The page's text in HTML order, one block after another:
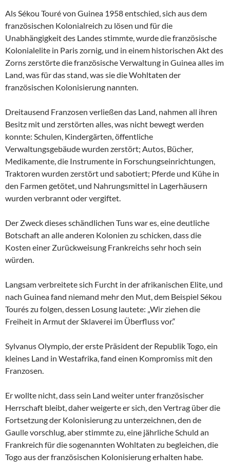
Als Sékou Touré von Guinea 1958 entschied, sich aus dem
französischen Kolonialreich zu lösen und für die
Unabhängigkeit des Landes stimmte, wurde die französische
Kolonialelite in Paris zornig, und in einem historischen Akt des
Zorns zerstörte die französische Verwaltung in Guinea alles im
Land, was für das stand, was sie die Wohltaten der
französischen Kolonisierung nannten.
Dreitausend Franzosen verließen das Land, nahmen all ihren
Besitz mit und zerstörten alles, was nicht bewegt werden
konnte: Schulen, Kindergärten, öffentliche
Verwaltungsgebäude wurden zerstört; Autos, Bücher,
Medikamente, die Instrumente in Forschungseinrichtungen,
Traktoren wurden zerstört und sabotiert; Pferde und Kühe in
den Farmen getötet, und Nahrungsmittel in Lagerhäusern
wurden verbrannt oder vergiftet.
Der Zweck dieses schändlichen Tuns war es, eine deutliche
Botschaft an alle anderen Kolonien zu schicken, dass die
Kosten einer Zurückweisung Frankreichs sehr hoch sein
würden.
Langsam verbreitete sich Furcht in der afrikanischen Elite, und
nach Guinea fand niemand mehr den Mut, dem Beispiel Sékou
Tourés zu folgen, dessen Losung lautete: „Wir ziehen die
Freiheit in Armut der Sklaverei im Überfluss vor.“
Sylvanus Olympio, der erste Präsident der Republik Togo, ein
kleines Land in Westafrika, fand einen Kompromiss mit den
Franzosen.
Er wollte nicht, dass sein Land weiter unter französischer
Herrschaft bleibt, daher weigerte er sich, den Vertrag über die
Fortsetzung der Kolonisierung zu unterzeichnen, den de
Gaulle vorschlug, aber stimmte zu, eine jährliche Schuld an
Frankreich für die sogenannten Wohltaten zu begleichen, die
Togo aus der französischen Kolonisierung erhalten habe.